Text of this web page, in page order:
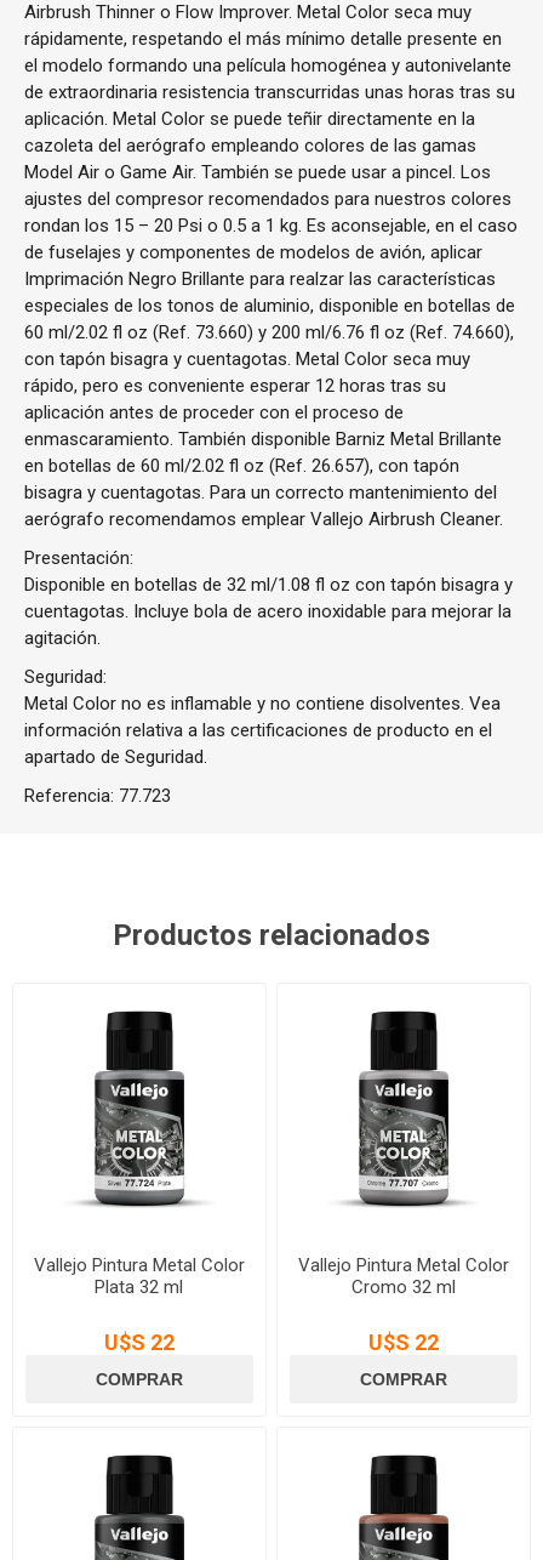
Airbrush Thinner o Flow Improver. Metal Color seca muy
rápidamente, respetando el más mínimo detalle presente en
el modelo formando una película homogénea y autonivelante
de extraordinaria resistencia transcurridas unas horas tras su
aplicación. Metal Color se puede teñir directamente en la
cazoleta del aerógrafo empleando colores de las gamas
Model Air o Game Air. También se puede usar a pincel. Los
ajustes del compresor recomendados para nuestros colores
rondan los 15 – 20 Psi o 0.5 a 1 kg. Es aconsejable, en el caso
de fuselajes y componentes de modelos de avión, aplicar
Imprimación Negro Brillante para realzar las características
especiales de los tonos de aluminio, disponible en botellas de
60 ml/2.02 fl oz (Ref. 73.660) y 200 ml/6.76 fl oz (Ref. 74.660),
con tapón bisagra y cuentagotas. Metal Color seca muy
rápido, pero es conveniente esperar 12 horas tras su
aplicación antes de proceder con el proceso de
enmascaramiento. También disponible Barniz Metal Brillante
en botellas de 60 ml/2.02 fl oz (Ref. 26.657), con tapón
bisagra y cuentagotas. Para un correcto mantenimiento del
aerógrafo recomendamos emplear Vallejo Airbrush Cleaner.
Presentación:
Disponible en botellas de 32 ml/1.08 fl oz con tapón bisagra y
cuentagotas. Incluye bola de acero inoxidable para mejorar la
agitación.
Seguridad:
Metal Color no es inflamable y no contiene disolventes. Vea
información relativa a las certificaciones de producto en el
apartado de Seguridad.
Referencia: 77.723
Productos relacionados
Vallejo Pintura Metal Color
Plata 32 ml
U$S 22
Vallejo Pintura Metal Color
Cromo 32 ml
U$S 22